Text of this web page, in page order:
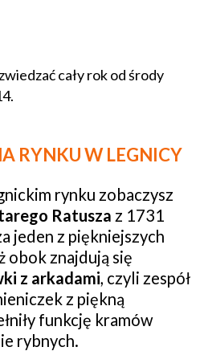
cały rok od środy
RYNKU W LEGNICY
rynku zobaczysz
Ratusza z 1731
jeden z piękniejszych
obok znajdują się
z arkadami, czyli zespół
z piękną
funkcję kramów
rybnych.